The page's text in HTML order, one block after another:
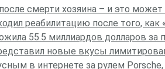
смерти хозяина – и это
реабилитацию после того, как
55.5 миллиардов долларов за
новые вкусы
в интернете за рулем